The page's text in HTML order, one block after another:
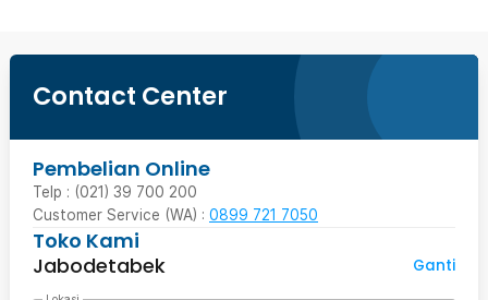
Contact Center
Pembelian Online
Telp : (021) 39 700 200
Customer Service (WA) : 0899 721 7050
Toko Kami
Jabodetabek
Ganti